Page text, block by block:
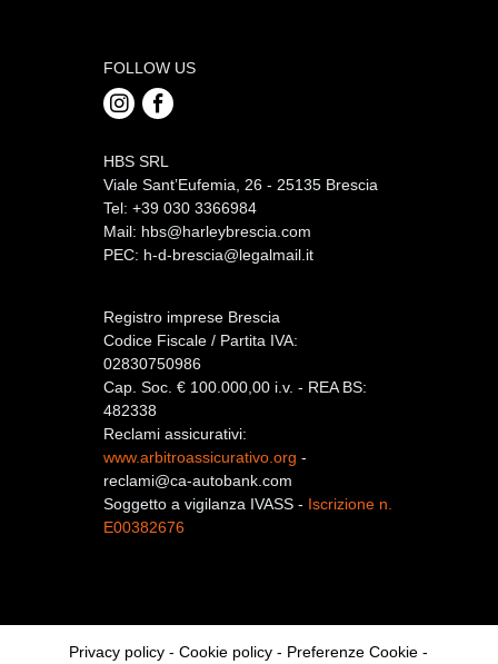
FOLLOW US
HBS SRL
Viale Sant’Eufemia, 26 - 25135 Brescia
Tel: +39 030 3366984
Mail: hbs@harleybrescia.com
PEC: h-d-brescia@legalmail.it
Registro imprese Brescia
Codice Fiscale / Partita IVA:
02830750986
Cap. Soc. € 100.000,00 i.v. - REA BS:
482338
Reclami assicurativi:
www.arbitroassicurativo.org -
reclami@ca-autobank.com
Soggetto a vigilanza IVASS - Iscrizione n.
E00382676
Privacy policy -Cookie policy - Preferenze Cookie -